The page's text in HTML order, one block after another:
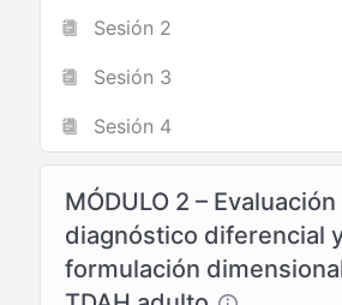
Sesión 2
Sesión 3
Sesión 4
MÓDULO 2 –
diagnóstico diferencial
formulación